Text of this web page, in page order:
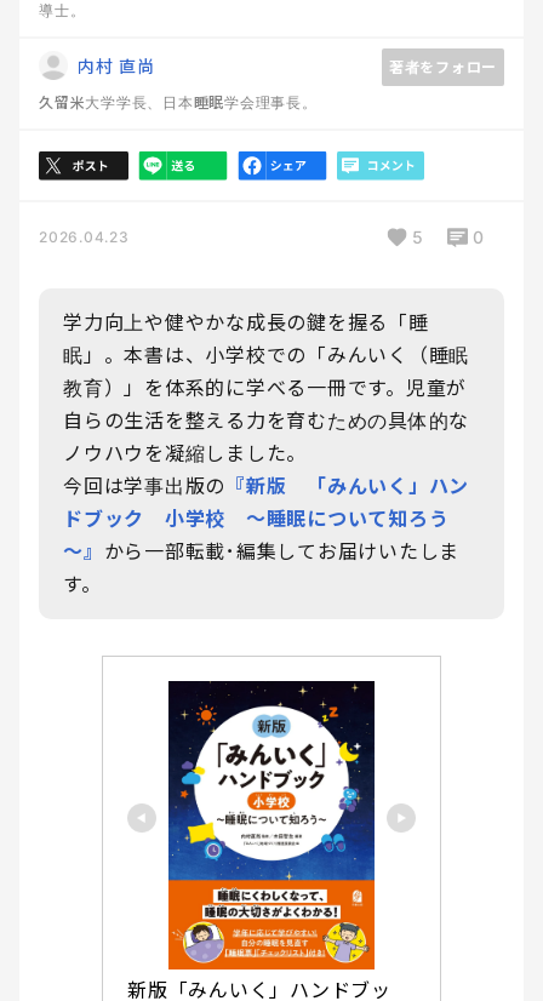
導士。
内村 直尚
著者をフォロー
久留米大学学長、日本睡眠学会理事長。
2026.04.23 5 0
学力向上や健やかな成長の鍵を握る「睡
眠」。本書は、小学校での「みんいく（睡眠
教育）」を体系的に学べる一冊です。児童が
自らの生活を整える力を育むための具体的な
ノウハウを凝縮しました。
今回は学事出版の 『新版 「みんいく」ハン
ドブック 小学校 ～睡眠について知ろう
～』 から一部転載･編集してお届けいたしま
す。
新版「みんいく」ハンドブッ